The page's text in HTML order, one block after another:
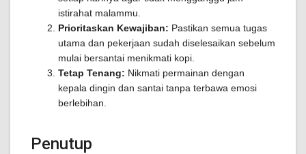
istirahat malammu.
Prioritaskan Kewajiban: Pastikan semua tugas
utama dan pekerjaan sudah diselesaikan sebelum
mulai bersantai menikmati kopi.
Tetap Tenang: Nikmati permainan dengan
kepala dingin dan santai tanpa terbawa emosi
berlebihan.
Penutup